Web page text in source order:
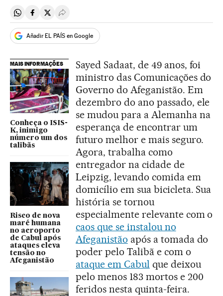
Compartir en Whatsapp
Compartir en Facebook
Compartir en Twitter
Desplegar Redes Sociales
Añadir EL PAÍS en Google
MAIS INFORMAÇÕES
Conheça o ISIS-
K, inimigo
número um dos
talibãs
Risco de nova
maré humana
no aeroporto
de Cabul após
ataques eleva
tensão no
Afeganistão
Sayed Sadaat, de 49 anos, foi
ministro das Comunicações do
Governo do Afeganistão. Em
dezembro do ano passado, ele
se mudou para a Alemanha na
esperança de encontrar um
futuro melhor e mais seguro.
Agora, trabalha como
entregador na cidade de
Leipzig, levando comida em
domicílio em sua bicicleta. Sua
história se tornou
especialmente relevante com o
caos que se instalou no
Afeganistão após a tomada do
poder pelo Talibã e com o
ataque em Cabul que deixou
pelo menos 183 mortos e 200
feridos nesta quinta-feira.